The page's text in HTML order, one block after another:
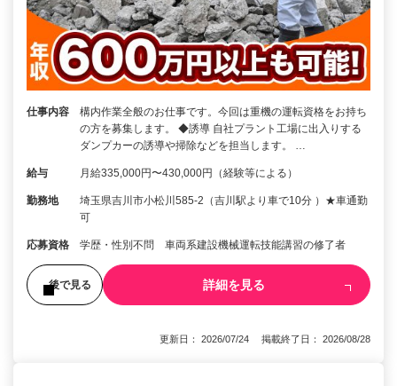
仕事内容
構内作業全般のお仕事です。今回は重機の運転資格をお持ち
の方を募集します。 ◆誘導 自社プラント工場に出入りする
ダンプカーの誘導や掃除などを担当します。 …
給与 月給335,000円〜430,000円（経験等による）
勤務地
埼玉県吉川市小松川585-2（吉川駅より車で10分 ）★車通勤
可
応募資格 学歴・性別不問 車両系建設機械運転技能講習の修了者
後で見る 詳細を見る
更新日： 2026/07/24 掲載終了日： 2026/08/28